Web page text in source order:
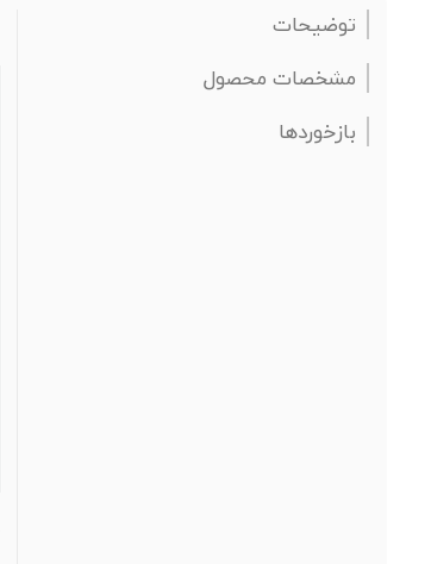
توضیحات
مشخصات محصول
بازخوردها